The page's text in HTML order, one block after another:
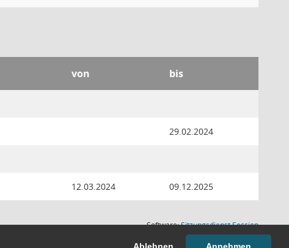
von bis
29.02.2024
12.03.2024 09.12.2025
Software:SitzungsdienstSession(Wird in